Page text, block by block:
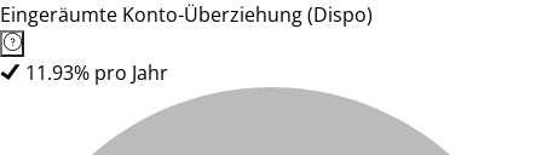
Eingeräumte Konto-Überziehung (Dispo)
11.93% pro Jahr